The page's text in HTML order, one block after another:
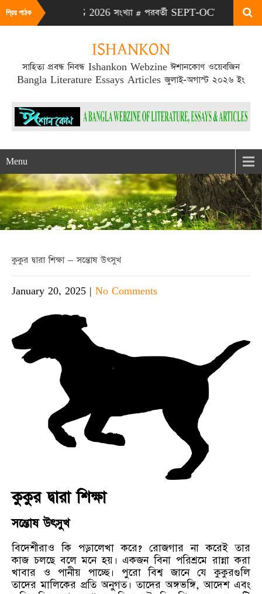
প্রিয় পাঠক
# এটা JULY-AUG 2026 সংখ্যা # পরবর্তী SEPT-OCT 2026
ISHANKON
সাহিত্য প্রবন্ধ নিবন্ধ Ishankon Webzine ঈশানকোণ ওয়েবজিন
Bangla Literature Essays Articles জুলাই-অগাস্ট ২০২৬ ইং
Menu
কুকুর দ্বারা শিক্ষা – সন্তোষ উৎসুখ
January 20, 2025 | No Comments
কুকুর দ্বারা শিক্ষা
সন্তোষ উৎসুখ
বিদেশীরাও কি পড়ালেখা করে? রোজগার না করেই তার
কাজ চলছে বলে মনে হয়। একজন বিনা পরিশ্রমে রান্না করা
খাবার ও পানীয় পাচ্ছে। পুরো বিশ্ব জানে যে কুকুরগুলি
তাদের মালিকের প্রতি অনুগত। তাদের অঙ্গভঙ্গি, আদেশ এবং